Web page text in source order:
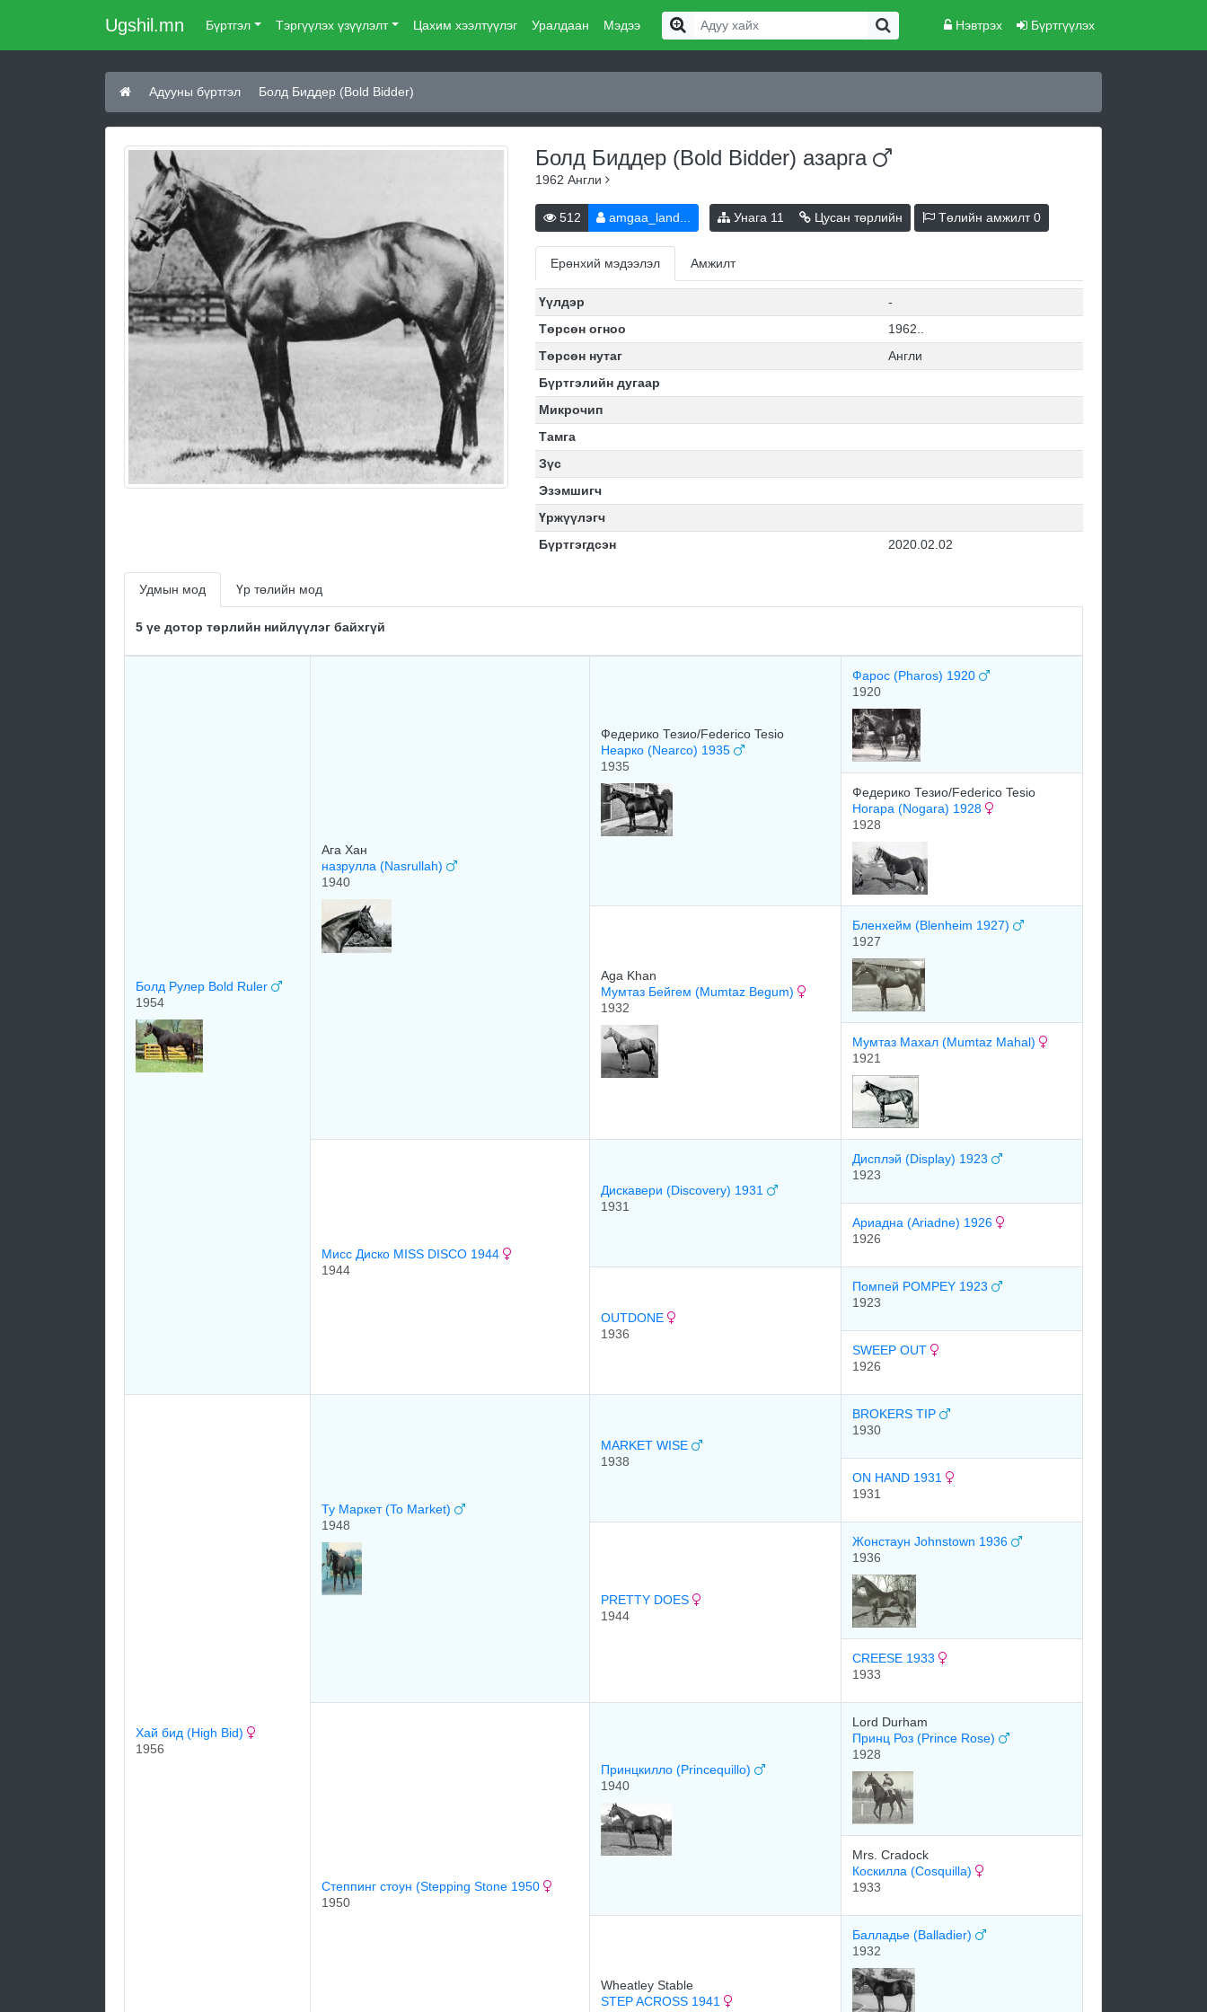
Ugshil.mn Бүртгэл Тэргүүлэх үзүүлэлт Цахим хээлтүүлэг Уралдаан Мэдээ Нэвтрэх Бүртгүүлэх
Адууны бүртгэл Болд Биддер (Bold Bidder)
Болд Биддер (Bold Bidder) азарга
1962 Англи
512 amgaa_land... Унага 11 Цусан төрлийн Төлийн амжилт0
Ерөнхий мэдээлэл Амжилт
Үүлдэр
-
Төрсөн огноо
1962..
Төрсөн нутаг
Англи
Бүртгэлийн дугаар
Микрочип
Тамга
Зүс
Эзэмшигч
Үржүүлэгч
Бүртгэгдсэн
2020.02.02
Удмын мод Үр төлийн мод
5 үе дотор төрлийн нийлүүлэг байхгүй
Болд Рулер Bold Ruler
1954
Ага Хан
назрулла (Nasrullah)
1940
Федерико Тезио/Federico Tesio
Неарко (Nearco) 1935
1935
Фарос (Pharos) 1920
1920
Федерико Тезио/Federico Tesio
Ногара (Nogara) 1928
1928
Aga Khan
Mумтаз Бeйгeм (Mumtaz Begum)
1932
Бленхейм (Blenheim 1927)
1927
Мумтаз Махал (Mumtaz Mahal)
1921
Мисс Диско MISS DISCO 1944
1944
Диcкавеpи (Discovery) 1931
1931
Диcплэй (Display) 1923
1923
Аpиадна (Ariadne) 1926
1926
OUTDONE
1936
Помпей POMPEY 1923
1923
SWEEP OUT
1926
Хай бид (High Bid)
1956
Ту Маркет (To Market)
1948
MARKET WISE
1938
BROKERS TIP
1930
ON HAND 1931
1931
PRETTY DOES
1944
Жонстаун Johnstown 1936
1936
CREESE 1933
1933
Степпинг стоун (Stepping Stone 1950
1950
Принцкилло (Princequillo)
1940
Lord Durham
Принц Роз (Prince Rose)
1928
Mrs. Cradock
Коскилла (Cosquilla)
1933
Wheatley Stable
STEP ACROSS 1941
Балладье (Balladier)
1932